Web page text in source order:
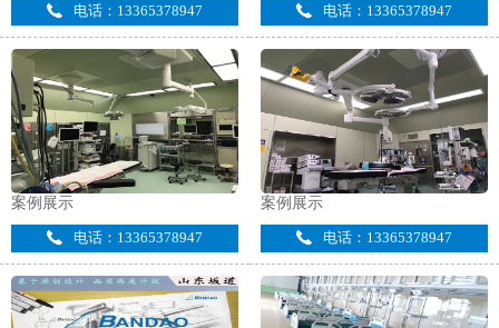
电话：13365378947 电话：13365378947
案例展示
电话：13365378947
案例展示
电话：13365378947